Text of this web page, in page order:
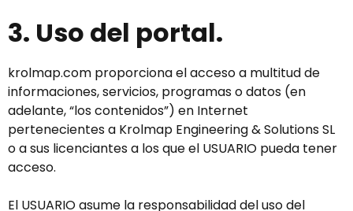
3. Uso del portal.
krolmap.com proporciona el acceso a multitud de
informaciones, servicios, programas o datos (en
adelante, “los contenidos”) en Internet
pertenecientes a Krolmap Engineering & Solutions SL
o a sus licenciantes a los que el USUARIO pueda tener
acceso.
El USUARIO asume la responsabilidad del uso del